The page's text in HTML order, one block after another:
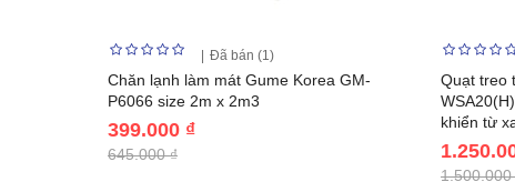
Đã bán (1)
Chăn lạnh làm mát Gume Korea GM-
P6066 size 2m x 2m3
399.000 ₫
645.000 ₫
Quạt treo
khiển từ
1.500.000